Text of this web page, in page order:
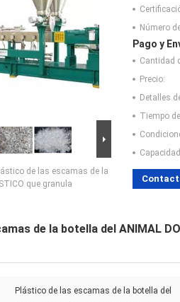
de las escamas de la
que granula
Número
Pago y
Cantidad
Precio:
Detalles
Tiempo
de la botella del ANIMAL
Plástico de las escamas de la botella del